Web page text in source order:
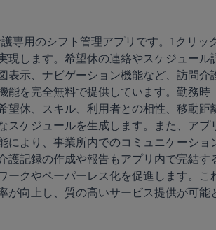
護専用のシフト管理アプリです。1クリッ
現します。希望休の連絡やスケジュール
表示、ナビゲーション機能など、訪問介
能を完全無料で提供しています。勤務時
望休、スキル、利用者との相性、移動距
スケジュールを生成します。また、アプ
により、事業所内でのコミュニケーショ
護記録の作成や報告もアプリ内で完結す
ークやペーパーレス化を促進します。こ
が向上し、質の高いサービス提供が可能